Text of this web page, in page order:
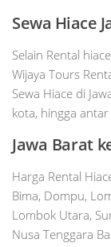
Sewa Hiace
Selain Rental
Wijaya Tours
Sewa Hiace di
kota, hingga
Jawa Barat
Harga Rental
Bima, Dompu,
Lombok Utara,
Nusa Tenggara